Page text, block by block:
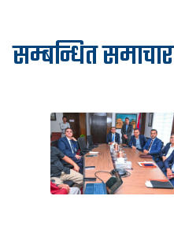
सम्बन्धित समाचार